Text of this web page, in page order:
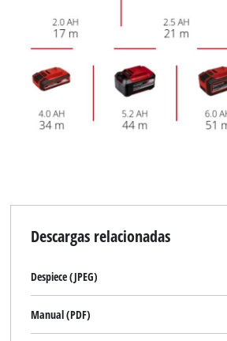
Descargas relacionadas
Despiece (JPEG)
Manual (PDF)